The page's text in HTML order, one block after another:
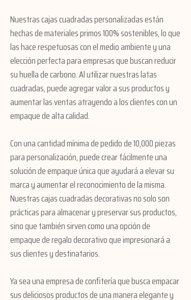
Nuestras cajas cuadradas personalizadas están
hechas de materiales primos 100% sostenibles, lo que
las hace respetuosas con el medio ambiente y una
elección perfecta para empresas que buscan reducir
su huella de carbono. Al utilizar nuestras latas
cuadradas, puede agregar valor a sus productos y
aumentar las ventas atrayendo a los clientes con un
empaque de alta calidad.
Con una cantidad mínima de pedido de 10,000 piezas
para personalización, puede crear fácilmente una
solución de empaque única que ayudará a elevar su
marca y aumentar el reconocimiento de la misma.
Nuestras cajas cuadradas decorativas no solo son
prácticas para almacenar y preservar sus productos,
sino que también sirven como una opción de
empaque de regalo decorativo que impresionará a
sus clientes y destinatarios.
Ya sea una empresa de confitería que busca empacar
sus deliciosos productos de una manera elegante y